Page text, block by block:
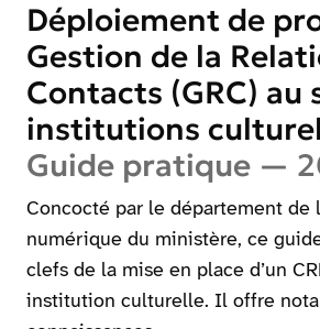
Déploiement de
Gestion de la
Contacts (GRC) au
institutions
Guide pratique —
Concocté par le département de
numérique du ministère, ce
clefs de la mise en place d’un
institution culturelle. Il offre